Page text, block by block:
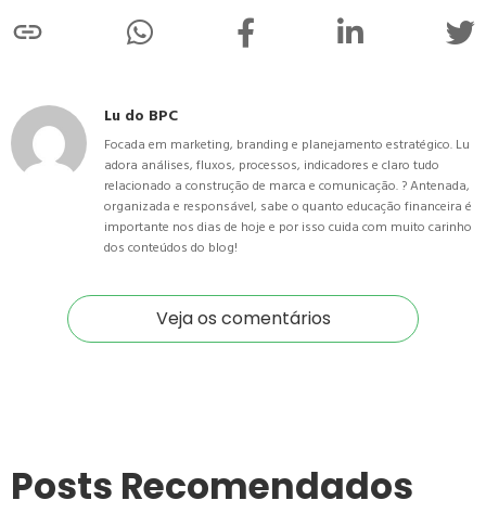
Lu do BPC
Focada em marketing, branding e planejamento estratégico. Lu
adora análises, fluxos, processos, indicadores e claro tudo
relacionado a construção de marca e comunicação. ? Antenada,
organizada e responsável, sabe o quanto educação financeira é
importante nos dias de hoje e por isso cuida com muito carinho
dos conteúdos do blog!
Veja os comentários
Posts Recomendados